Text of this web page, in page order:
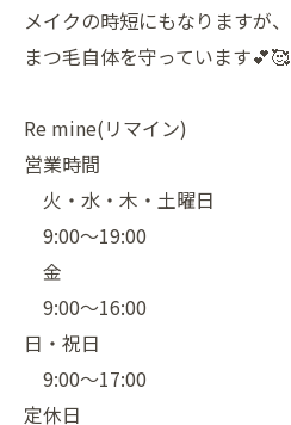
メイクの時短にもなりますが、
まつ毛自体を守っています💕🥰
Re mine(リマイン)
営業時間
火・水・木・土曜日
9:00〜19:00
金
9:00〜16:00
日・祝日
9:00〜17:00
定休日